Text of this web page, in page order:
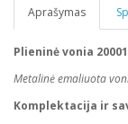
Aprašymas
Plieninė vonia
Metalinė emaliuota
Komplektacija ir